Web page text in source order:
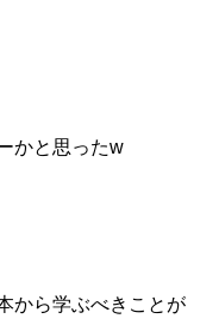
かと思ったw
から学ぶべきことが